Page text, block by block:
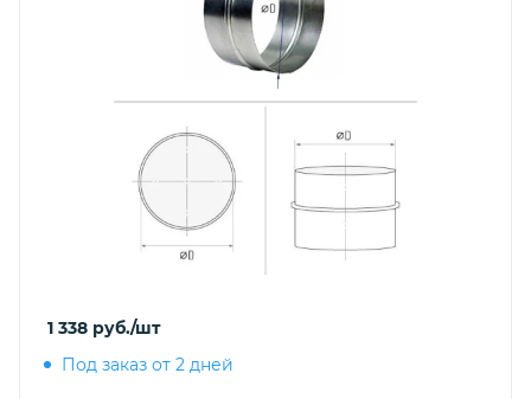
1 338 руб./шт
Под заказ от 2 дней